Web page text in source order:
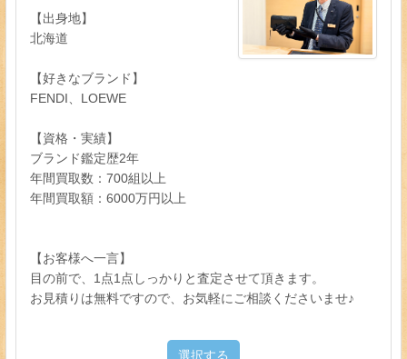
【出身地】
北海道
【好きなブランド】
FENDI、LOEWE
【資格・実績】
ブランド鑑定歴2年
年間買取数：700組以上
年間買取額：6000万円以上
【お客様へ一言】
目の前で、1点1点しっかりと査定させて頂きます。
お見積りは無料ですので、お気軽にご相談くださいませ♪
選択する